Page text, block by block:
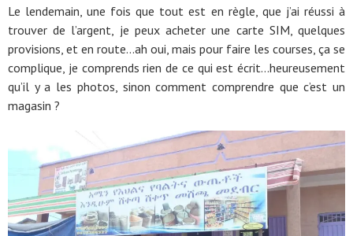
Le lendemain, une fois que tout est en règle, que j’ai réussi à
trouver de l’argent, je peux acheter une carte SIM, quelques
provisions, et en route…ah oui, mais pour faire les courses, ça se
complique, je comprends rien de ce qui est écrit…heureusement
qu’il y a les photos, sinon comment comprendre que c’est un
magasin ?